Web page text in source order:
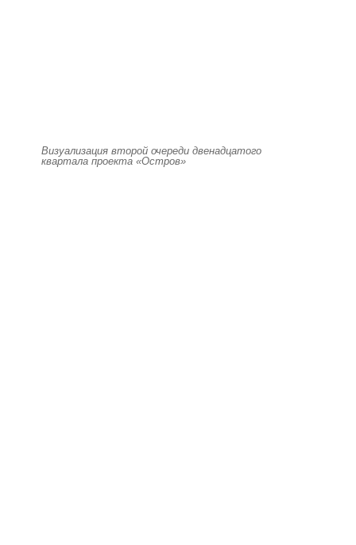
Визуализация второй очереди двенадцатого
квартала проекта «Остров»